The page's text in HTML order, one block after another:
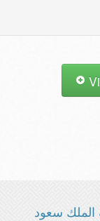
سعود